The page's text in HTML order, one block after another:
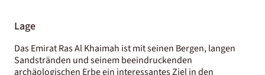
Lage
Das Emirat Ras Al Khaimah ist mit seinen Bergen, langen
Sandstränden und seinem beeindruckenden
archäologischen Erbe ein interessantes Ziel in den